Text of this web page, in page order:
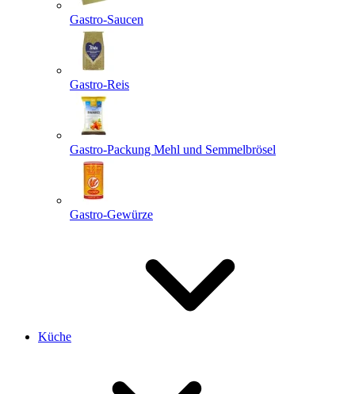
Gastro-Saucen
Gastro-Reis
Gastro-Packung Mehl und Semmelbrösel
Gastro-Gewürze
Küche